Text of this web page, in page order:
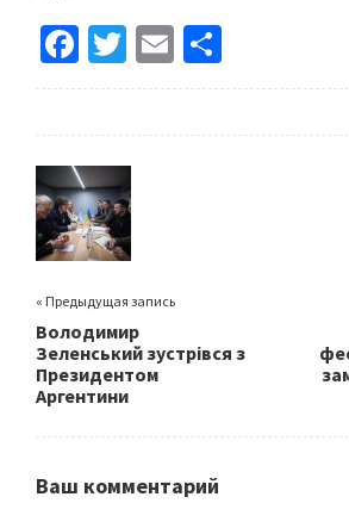
Fa
ce
o
o
k
T
wi
er
E
m h
« Предыдущая запись
Володимир
Зеленський зустрівся з
Президентом
Аргентини
Ваш комментарий